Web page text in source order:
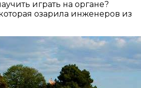
играть на органе?
озарила инженеров из